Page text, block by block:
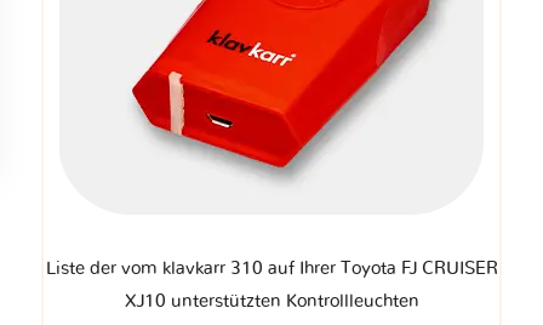
Liste der vom klavkarr 310 auf Ihrer Toyota FJ CRUISER
XJ10 unterstützten Kontrollleuchten